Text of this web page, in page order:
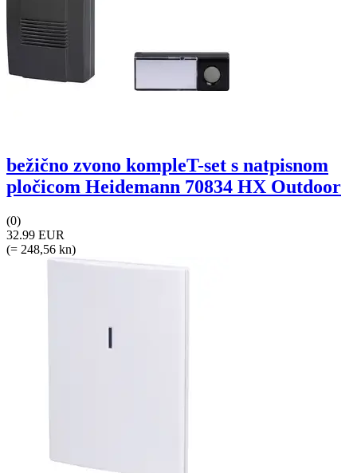
bežično zvono kompleT-set s natpisnom
pločicom Heidemann 70834 HX Outdoor
(0)
32.99 EUR
(= 248,56 kn)